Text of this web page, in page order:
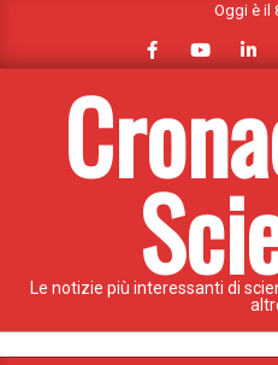
content
Oggi è il
Le notizie più interessanti di